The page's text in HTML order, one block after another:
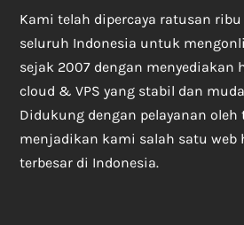
Kami telah dipercaya ratusan
seluruh Indonesia untuk
sejak 2007 dengan menyediakan
cloud & VPS yang stabil dan
Didukung dengan pelayanan oleh
menjadikan kami salah satu web
terbesar di Indonesia.